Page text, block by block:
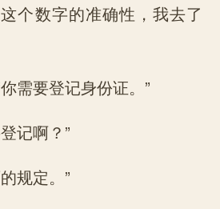
个数字的准确性，我去了
需要登记身份证。”
记啊？”
规定。”